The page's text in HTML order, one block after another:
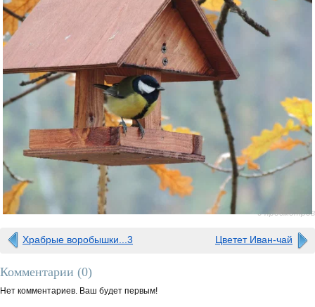
0 просмотров
Храбрые воробышки...3 Цветет Иван-чай
Комментарии (0)
Нет комментариев. Ваш будет первым!